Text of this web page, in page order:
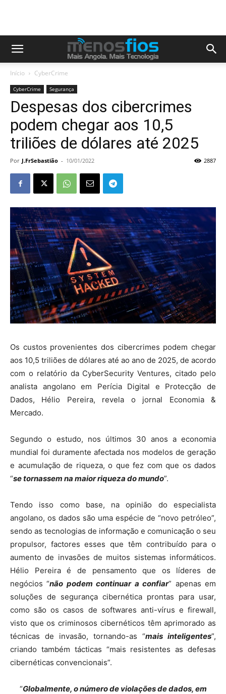
Início CyberCrime
CyberCrime Segurança
Despesas dos cibercrimes
podem chegar aos 10,5
triliões de dólares até 2025
Por J.FrSebastião - 10/01/2022 2887
Os custos provenientes dos cibercrimes podem chegar
aos 10,5 triliões de dólares até ao ano de 2025, de acordo
com o relatório da CyberSecurity Ventures, citado pelo
analista angolano em Perícia Digital e Protecção de
Dados, Hélio Pereira, revela o jornal Economia &
Mercado.
Segundo o estudo, nos últimos 30 anos a economia
mundial foi duramente afectada nos modelos de geração
e acumulação de riqueza, o que fez com que os dados
“se tornassem na maior riqueza do mundo”.
Tendo isso como base, na opinião do especialista
angolano, os dados são uma espécie de “novo petróleo”,
sendo as tecnologias de informação e comunicação o seu
propulsor, factores esses que têm contribuído para o
aumento de invasões de muitos sistemas informáticos.
Hélio Pereira é de pensamento que os líderes de
negócios “não podem continuar a confiar” apenas em
soluções de segurança cibernética prontas para usar,
como são os casos de softwares anti-vírus e firewall,
visto que os criminosos cibernéticos têm aprimorado as
técnicas de invasão, tornando-as “mais inteligentes”,
criando também tácticas “mais resistentes as defesas
cibernéticas convencionais”.
“Globalmente, o número de violações de dados, em